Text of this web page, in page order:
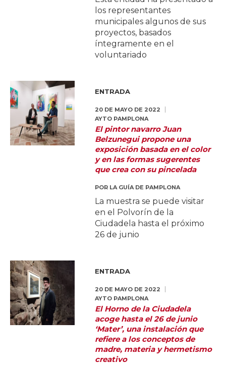
los representantes
municipales algunos de sus
proyectos, basados
íntegramente en el
voluntariado
ENTRADA
20 DE MAYO DE 2022
AYTO PAMPLONA
El pintor navarro Juan
Belzunegui propone una
exposición basada en el color
y en las formas sugerentes
que crea con su pincelada
POR LA GUÍA DE PAMPLONA
La muestra se puede visitar
en el Polvorín de la
Ciudadela hasta el próximo
26 de junio
ENTRADA
20 DE MAYO DE 2022
AYTO PAMPLONA
El Horno de la Ciudadela
acoge hasta el 26 de junio
‘Mater’, una instalación que
refiere a los conceptos de
madre, materia y hermetismo
creativo